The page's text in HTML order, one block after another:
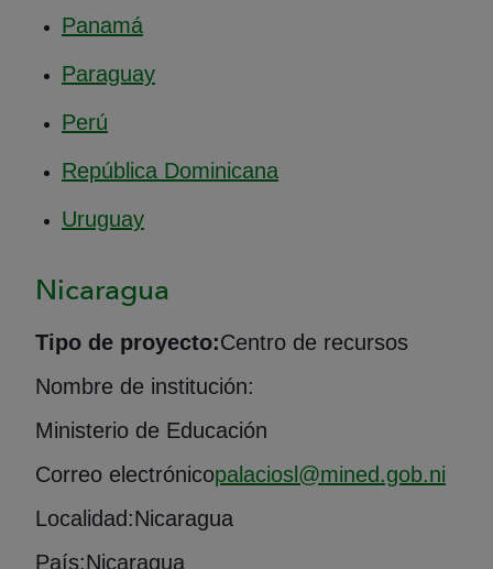
Panamá
Paraguay
Perú
República Dominicana
Uruguay
Nicaragua
Tipo de proyecto:Centro de recursos
Nombre de institución:
Ministerio de Educación
Correo electrónicopalaciosl@mined.gob.ni
Localidad:Nicaragua
País:Nicaragua